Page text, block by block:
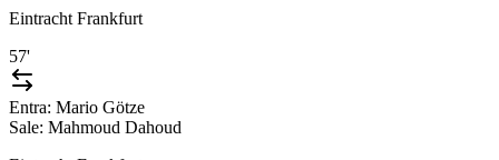
Eintracht Frankfurt
57'
Entra: Mario Götze
Sale: Mahmoud Dahoud